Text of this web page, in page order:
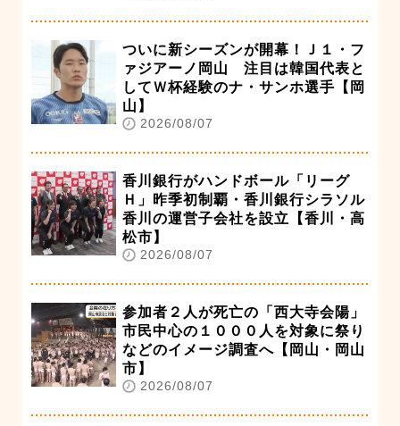
ついに新シーズンが開幕！Ｊ１・フ
ァジアーノ岡山 注目は韓国代表と
してＷ杯経験のナ・サンホ選手【岡
山】
2026/08/07
香川銀行がハンドボール「リーグ
Ｈ」昨季初制覇・香川銀行シラソル
香川の運営子会社を設立【香川・高
松市】
2026/08/07
参加者２人が死亡の「西大寺会陽」
市民中心の１０００人を対象に祭り
などのイメージ調査へ【岡山・岡山
市】
2026/08/07